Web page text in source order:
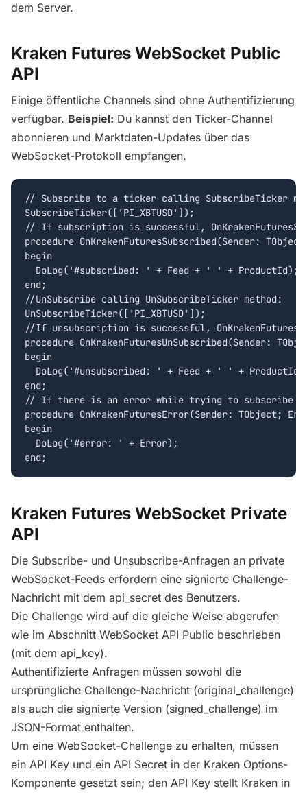
dem Server.
Kraken Futures WebSocket Public
API
Einige öffentliche Channels sind ohne Authentifizierung
verfügbar. Beispiel: Du kannst den Ticker-Channel
abonnieren und Marktdaten-Updates über das
WebSocket-Protokoll empfangen.
// Subscribe to a ticker calling SubscribeTicker
SubscribeTicker(['PI_XBTUSD']);
// If subscription is successful,
procedure OnKrakenFuturesSubscribed(Sender:
begin
  DoLog('#subscribed: ' + Feed + ' ' + ProductId);
end;
//UnSubscribe calling UnSubscribeTicker method:
UnSubscribeTicker(['PI_XBTUSD']);
//If unsubscription is successful,
procedure OnKrakenFuturesUnSubscribed(Sender:
begin
DoLog('#unsubscribed: ' + Feed + ' ' +
end;
// If there is an error while trying to subscribe /
procedure OnKrakenFuturesError(Sender: TObject;
begin
  DoLog('#error: ' + Error);
Kraken Futures WebSocket Private
API
Die Subscribe- und Unsubscribe-Anfragen an private
WebSocket-Feeds erfordern eine signierte Challenge-
Nachricht mit dem api_secret des Benutzers.
Die Challenge wird auf die gleiche Weise abgerufen
wie im Abschnitt WebSocket API Public beschrieben
(mit dem api_key).
Authentifizierte Anfragen müssen sowohl die
ursprüngliche Challenge-Nachricht (original_challenge)
als auch die signierte Version (signed_challenge) im
JSON-Format enthalten.
Um eine WebSocket-Challenge zu erhalten, müssen
ein API Key und ein API Secret in der Kraken Options-
Komponente gesetzt sein; den API Key stellt Kraken in